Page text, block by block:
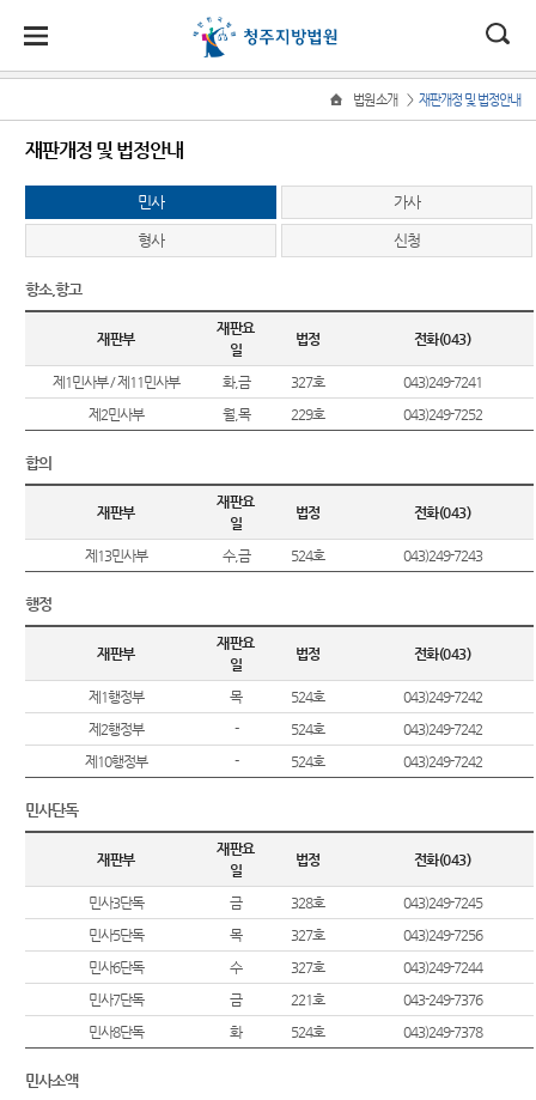
법원
소개
법원장
연혁
조직 및
호
재판개
법정안
내
시/군법
원
등기과/
소
청사안
시는길
지원
소개
충주지
제천지
원
원
소식
원 주요
판결
일정
포토뉴
자료실
Club
민원
약자 통
지원 -
사법접
민원안
담안내
는질문
관안내
법률용
어안내
장애인
재판기
록열람
복사예
약
정보
색
판결서
사본 제
공신청
판결서
인터넷
각급법
소통
바란다
부조리
신고센
터
니다
법원견
정보공
법원소개 > 재판개정 및 법정안내
재판개정 및 법정안내
민사 가사
형사 신청
항소,항고
재판부
재판요
일
법정 전화(043)
제1민사부 / 제11민사부 화,금 327호
043)249-7241
제2민사부
월,목 229호 043)249-7252
합의
재판부
재판요
일
법정 전화(043)
제13민사부 수,금 524호 043)249-7243
행정
재판부
재판요
일
법정 전화(043)
제1행정부 목 524호
043)249-7242
제2행정부
- 524호
043)249-7242
제10행정부
- 524호 043)249-7242
민사단독
재판부
재판요
일
법정 전화(043)
민사3단독 금 328호
043)249-7245
민사5단독
목 327호
043)249-7256
민사6단독
수 327호
043)249-7244
민사7단독
금 221호
043-249-7376
민사8단독
화 524호 043)249-7378
민사소액
원
소
소
소
민
원
정
통